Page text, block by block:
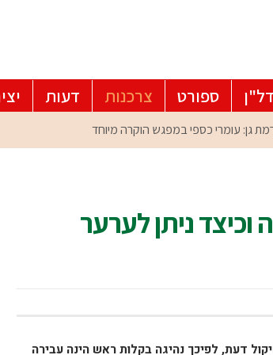
ספורט צרכנות דעות
ניתן לערער
דעת, לפיכך נהיגה בקלות ראש הינה עבירה